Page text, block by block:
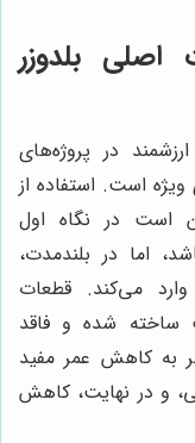
بلدوزر
در پروژه‌های
ویژه است. استفاده از
است در نگاه اول
اما در بلندمدت،
می‌کند. قطعات
ساخته شده و فاقد
به کاهش عمر مفید
و در نهایت، کاهش